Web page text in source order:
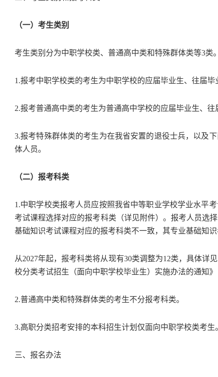
（一）考生类别
考生类别分为中职学校类、普通高中类和特殊群体类等3类
1.报考中职学校类的考生为中职学校的应届毕业生、往届
2.报考普通高中类的考生为普通高中学校的应届毕业生、
3.报考特殊群体类的考生为在我省安置的退役士兵，以及
体人员。
（二）报考科类
1.中职学校类报考人员应按照我省中等职业学校学业水平
考试课程选择对应的报考科类（详见附件）。报考人员选
基础知识考试课程对应的报考科类不一致，其专业基础知
从2027年起，报考科类将从现有30类调整为12类，具体详
校分类考试招生（面向中职学校毕业生）实施办法的通知
2.普通高中类和特殊群体类的考生不分报考科类。
3.高职分类招考安排的本科招生计划仅面向中职学校类考生
三、报名办法